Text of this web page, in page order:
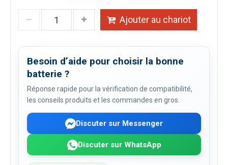
Ajouter au chariot
Besoin d’aide pour choisir la bonne
batterie ?
Réponse rapide pour la vérification de compatibilité,
les conseils produits et les commandes en gros.
Discuter sur Messenger
Discuter sur WhatsApp